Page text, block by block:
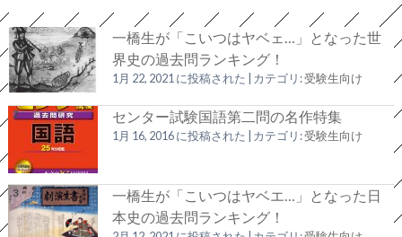
一橋生が「こいつはヤベェ…」となった世
界史の過去問ランキング！
1月 22, 2021 に投稿された カテゴリ:受験生向け
センター試験国語第二問の名作特集
1月 16, 2016 に投稿された カテゴリ:受験生向け
一橋生が「こいつはヤベエ…」となった日
本史の過去問ランキング！